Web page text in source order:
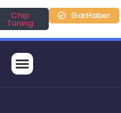
Chip
Tuning
GarHaber